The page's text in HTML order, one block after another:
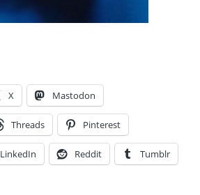
X Mastodon
Threads Pinterest
LinkedIn Reddit Tumblr